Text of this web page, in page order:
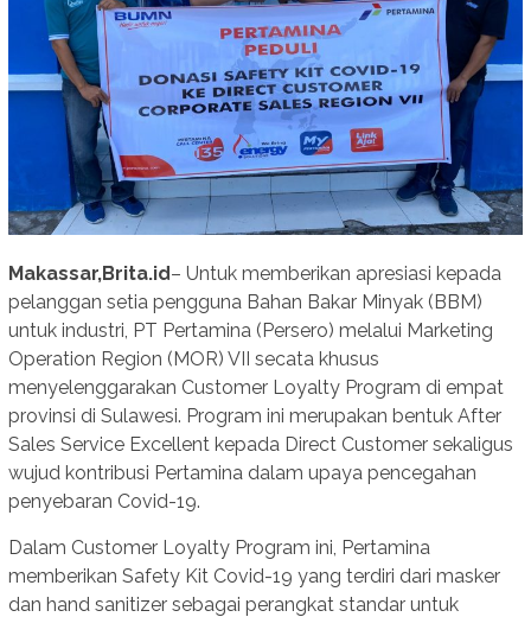
Makassar,Brita.id– Untuk memberikan apresiasi kepada
pelanggan setia pengguna Bahan Bakar Minyak (BBM)
untuk industri, PT Pertamina (Persero) melalui Marketing
Operation Region (MOR) VII secata khusus
menyelenggarakan Customer Loyalty Program di empat
provinsi di Sulawesi. Program ini merupakan bentuk After
Sales Service Excellent kepada Direct Customer sekaligus
wujud kontribusi Pertamina dalam upaya pencegahan
penyebaran Covid-19.
Dalam Customer Loyalty Program ini, Pertamina
memberikan Safety Kit Covid-19 yang terdiri dari masker
dan hand sanitizer sebagai perangkat standar untuk